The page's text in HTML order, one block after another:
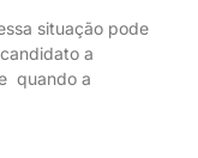
situação pode
a
quando a